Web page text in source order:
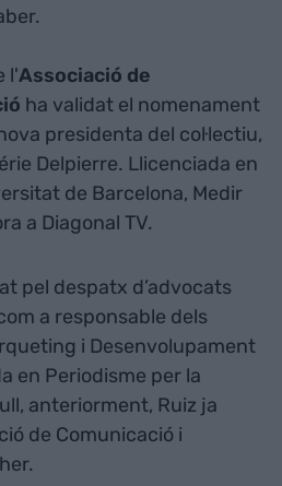
l'Associació de
ha validat el nomenament
presidenta del col·lectiu,
Delpierre. Llicenciada en
de Barcelona, Medir
a Diagonal TV.
pel despatx d’advocats
a responsable dels
i Desenvolupament
en Periodisme per la
anteriorment, Ruiz ja
de Comunicació i